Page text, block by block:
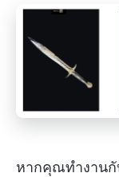
หากคุณทำงานกั